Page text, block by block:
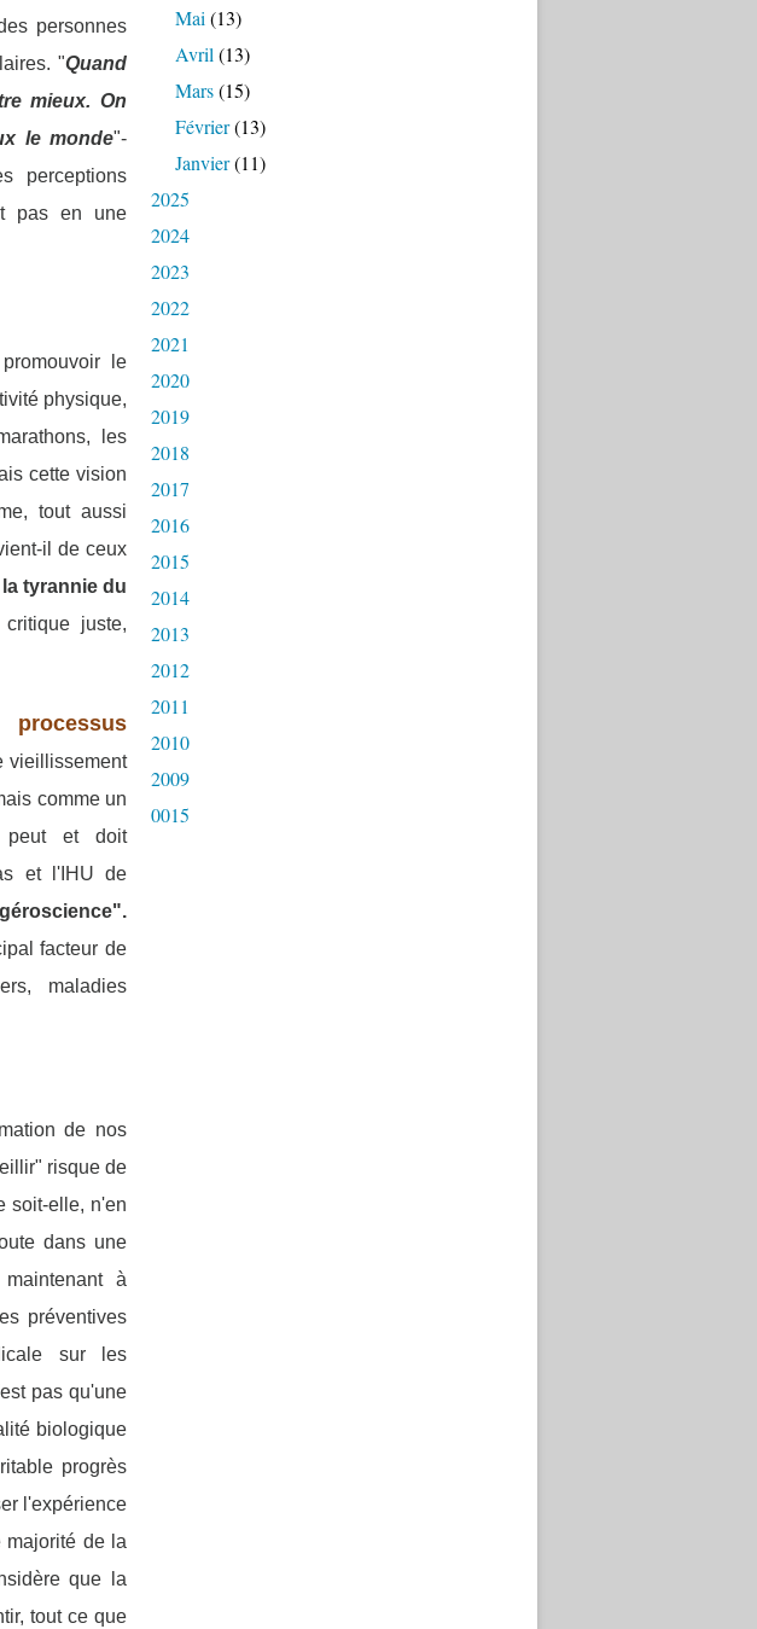
personnes
"Quand
mieux. On
le monde"-
perceptions
pas en une
le
physique,
les
cette vision
tout aussi
il de ceux
la tyrannie du
juste,
vieillissement
comme un
peut et doit
et l'IHU de
facteur de
maladies
de nos
risque de
soit-elle, n'en
dans une
à
préventives
sur les
pas qu'une
biologique
progrès
l'expérience
majorité de la
que la
tout ce que
Mai (13)
Avril (13)
Mars(15)
Février(13)
Janvier(11)
2025
2024
2023
2022
2021
2020
2019
2018
2017
2016
2015
2014
2013
2012
2011
2010
2009
0015